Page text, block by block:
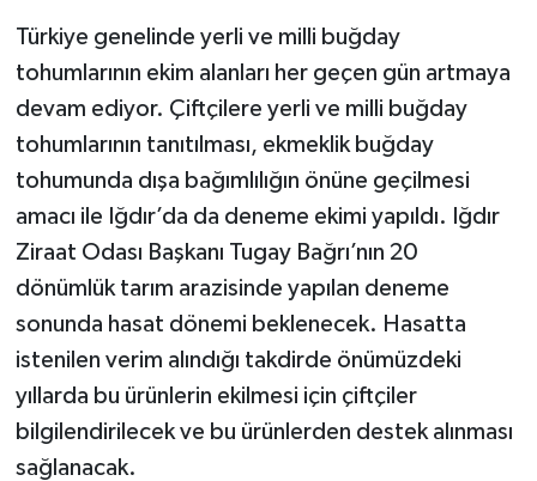
Türkiye genelinde yerli ve milli buğday
tohumlarının ekim alanları her geçen gün artmaya
devam ediyor. Çiftçilere yerli ve milli buğday
tohumlarının tanıtılması, ekmeklik buğday
tohumunda dışa bağımlılığın önüne geçilmesi
amacı ile Iğdır’da da deneme ekimi yapıldı. Iğdır
Ziraat Odası Başkanı Tugay Bağrı’nın 20
dönümlük tarım arazisinde yapılan deneme
sonunda hasat dönemi beklenecek. Hasatta
istenilen verim alındığı takdirde önümüzdeki
yıllarda bu ürünlerin ekilmesi için çiftçiler
bilgilendirilecek ve bu ürünlerden destek alınması
sağlanacak.